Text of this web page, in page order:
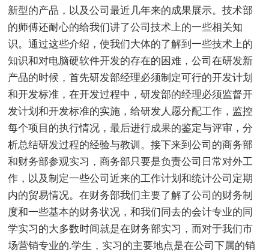
新型的产品，以及公司最近几年来的成果展示。技术部
的师傅还耐心的给我们讲了公司技术上的一些相关知
识。通过这些介绍，使我们大体的了解到一些技术上的
知识和对电脑硬软件开发的存在的困难，公司在研发新
产品的时候，首先研发部经理必须制定可行的开发计划
和开发标准，在开发过程中，研发部的经理必须监督开
发计划和开发标准的实施，给研发人愿分配工作，监控
每个项目的执行情况，最后进行成果的鉴定与评审，分
析总结研发过程的经验与教训。接下来到公司的商务部
和财务部参观实习，商务部只要是负责公司日常对外工
作，以及制定一些公司近来的工作计划和统计公司定期
内的贸易情况。在财务部我们主要了解了公司的财务制
度和一些基本的财务状况，和我们同去的会计专业的同
学实习的大多数时间就是在财务部实习，而对于我们市
场营销专业的.学生，实习的主要地点是在公司下属的销